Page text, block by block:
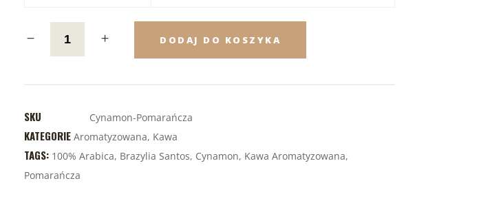
DODAJ DO KOSZYKA
SKU Cynamon-Pomarańcza
KATEGORIE Aromatyzowana, Kawa
TAGS: 100% Arabica, Brazylia Santos, Cynamon, Kawa Aromatyzowana,
Pomarańcza